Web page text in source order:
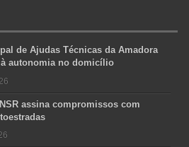
de Ajudas Técnicas da Amadora
autonomia no domicílio
assina compromissos com